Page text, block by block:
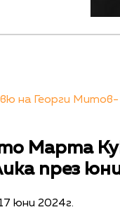
на Георги Митов-
Марта
през
юни 2024г.